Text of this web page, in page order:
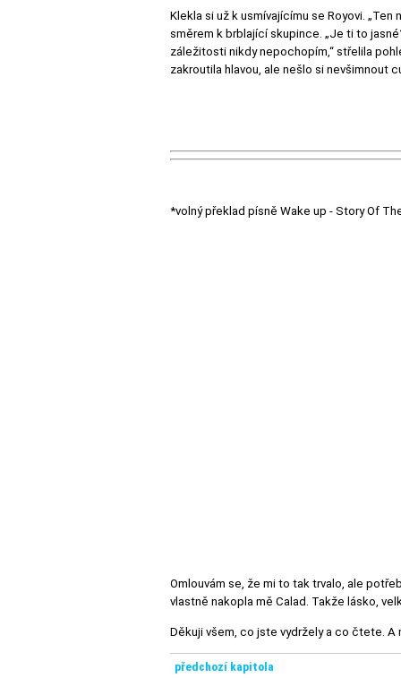
Klekla si už k usmívajícímu se Royovi.
směrem k brblající skupince. „Je ti to
záležitosti nikdy nepochopím,“ střelila
zakroutila hlavou, ale nešlo si nevšimnout
*volný překlad písně Wake up - Story Of
Omlouvám se, že mi to tak trvalo, ale
vlastně nakopla mě Calad. Takže lásko,
Děkuji všem, co jste vydržely a co čtete. A
předchozí kapitola